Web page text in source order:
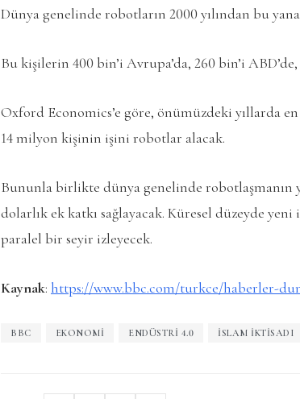
Dünya genelinde robotların 2000 yılından bu
Bu kişilerin 400 bin’i Avrupa’da, 260 bin’i ABD’de,
Oxford Economics’e göre, önümüzdeki yıllarda
14 milyon kişinin işini robotlar alacak.
Bununla birlikte dünya genelinde robotlaşmanın
dolarlık ek katkı sağlayacak. Küresel düzeyde
paralel bir seyir izleyecek.
Kaynak: https://www.bbc.com/turkce/haberler-
BBC EKONOMI ENDÜSTRI 4.0 ISLAM IKTISADI